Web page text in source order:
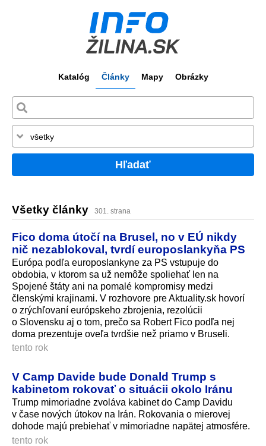
Katalóg Články Mapy Obrázky
Hľadať
Všetky články 301. strana
Fico doma útočí na Brusel, no v EÚ nikdy
nič nezablokoval, tvrdí europoslankyňa PS
Európa podľa europoslankyne za PS vstupuje do
obdobia, v ktorom sa už nemôže spoliehať len na
Spojené štáty ani na pomalé kompromisy medzi
členskými krajinami. V rozhovore pre Aktuality.sk hovorí
o zrýchľovaní európskeho zbrojenia, rezolúcii
o Slovensku aj o tom, prečo sa Robert Fico podľa nej
doma prezentuje oveľa tvrdšie než priamo v Bruseli.
tento rok
V Camp Davide bude Donald Trump s
kabinetom rokovať o situácii okolo Iránu
Trump mimoriadne zvoláva kabinet do Camp Davidu
v čase nových útokov na Irán. Rokovania o mierovej
dohode majú prebiehať v mimoriadne napätej atmosfére.
tento rok